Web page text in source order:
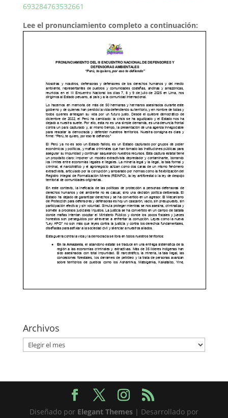
693284763532661
Lee el pronunciamiento completo a continuación:
Archivos
Archivos
Diseñado por Elegant Themes| Desarrollado por